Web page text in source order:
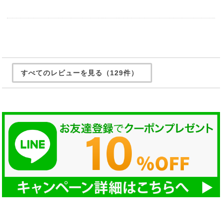
すべてのレビューを見る（129件）